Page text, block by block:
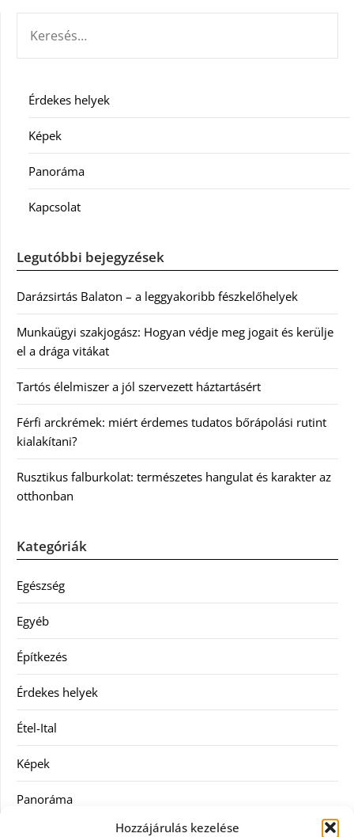
Hozzájárulás kezelése
Érdekes helyek
Képek
Panoráma
Kapcsolat
Legutóbbi bejegyzések
Darázsirtás Balaton – a leggyakoribb fészkelőhelyek
Munkaügyi szakjogász: Hogyan védje meg jogait és kerülje
el a drága vitákat
Tartós élelmiszer a jól szervezett háztartásért
Férfi arckrémek: miért érdemes tudatos bőrápolási rutint
kialakítani?
Rusztikus falburkolat: természetes hangulat és karakter az
otthonban
Kategóriák
Egészség
Egyéb
Építkezés
Érdekes helyek
Étel-Ital
Képek
Panoráma